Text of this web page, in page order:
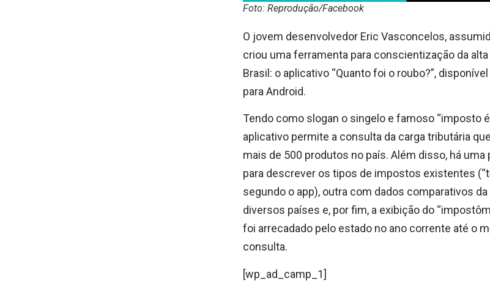
Foto: Reprodução/Facebook
O jovem desenvolvedor Eric Vasconcelos,
criou uma ferramenta para conscientização da
Brasil: o aplicativo “Quanto foi o roubo?”,
para Android.
Tendo como slogan o singelo e famoso “imposto é
aplicativo permite a consulta da carga tributária
mais de 500 produtos no país. Além disso, há
para descrever os tipos de impostos existentes
segundo o app), outra com dados comparativos
diversos países e, por fim, a exibição do
foi arrecadado pelo estado no ano corrente até o
consulta.
[wp_ad_camp_1]